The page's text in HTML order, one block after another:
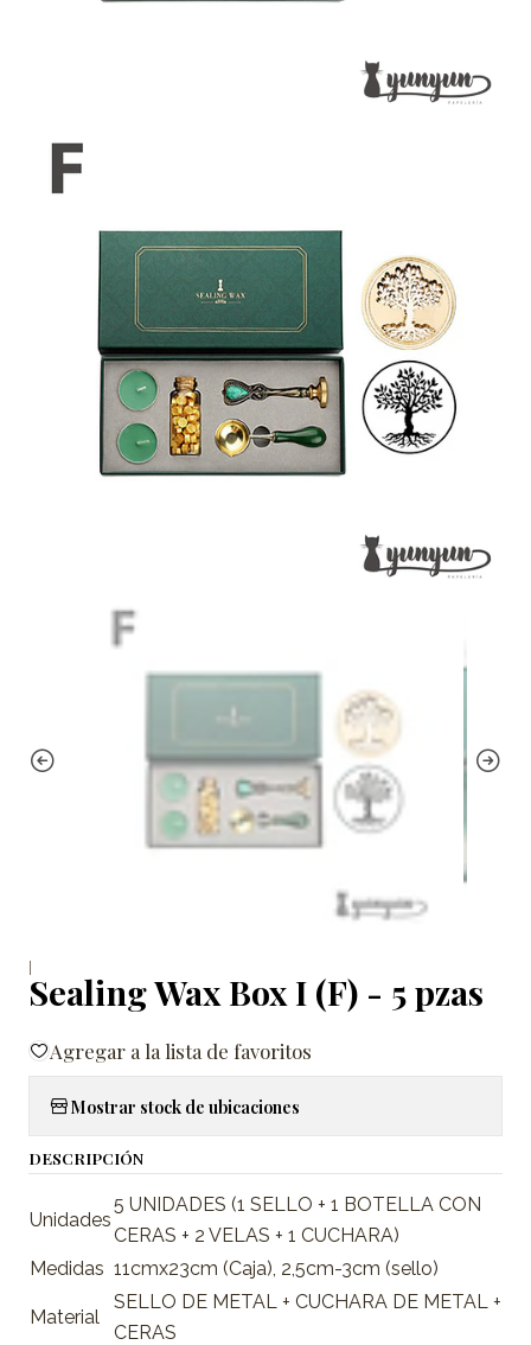
|
Sealing Wax Box I (F) - 5 pzas
Agregar a la lista de favoritos
Mostrar stock de ubicaciones
DESCRIPCIÓN
Unidades
5 UNIDADES (1 SELLO + 1 BOTELLA CON
CERAS + 2 VELAS + 1 CUCHARA)
Medidas 11cmx23cm (Caja), 2,5cm-3cm (sello)
Material
SELLO DE METAL + CUCHARA DE METAL +
CERAS